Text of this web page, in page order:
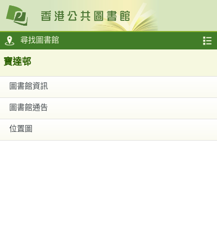
尋找圖書館
寶達邨
圖書館資訊
圖書館通告
位置圖